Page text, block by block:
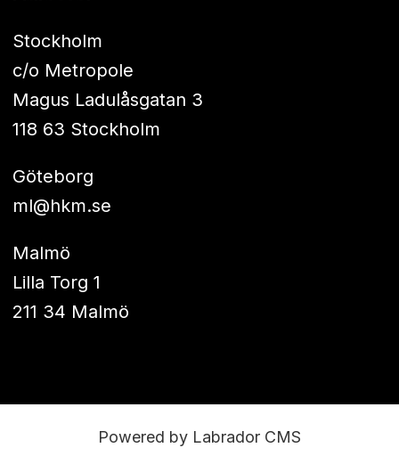
Stockholm
c/o Metropole
Magus Ladulåsgatan 3
118 63 Stockholm
Göteborg
ml@hkm.se
Malmö
Lilla Torg 1
211 34 Malmö
Powered by Labrador CMS